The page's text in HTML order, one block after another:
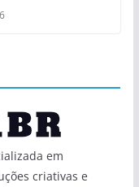
em
criativas e